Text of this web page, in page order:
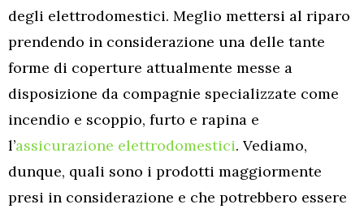
degli elettrodomestici. Meglio mettersi al riparo
prendendo in considerazione una delle tante
forme di coperture attualmente messe a
disposizione da compagnie specializzate come
incendio e scoppio, furto e rapina e
l’assicurazione elettrodomestici. Vediamo,
dunque, quali sono i prodotti maggiormente
presi in considerazione e che potrebbero essere